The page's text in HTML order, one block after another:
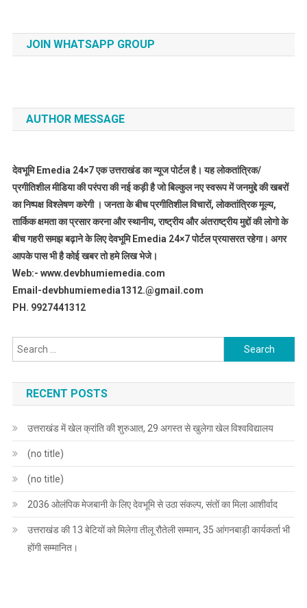
JOIN WHATSAPP GROUP
AUTHOR MESSAGE
देवभूमि Emedia 24×7 एक उत्तराखंड का न्यूज पोर्टल है। यह लोकतांत्रिक/
प्रगीतिशील मीडिया की परंपरा की नई कड़ी है जो बिल्कुल नए स्वरूप में जनमुद्दे की खबरों
का निष्पक्ष विश्लेषण करेगी । जनता के बीच प्रगीतिशील विचारों, लोकतांत्रिक मूल्य,
तार्किक क्षमता का प्रसार करना और स्थानीय, राष्ट्रीय और अंतराष्ट्रीय मुद्दों की लोगो के
बीच गहरी समझ बढ़ाने के लिए देवभूमि Emedia 24×7 पोर्टल प्रयासरत रहेगा। अगर
आपके पास भी है कोई खबर तो हमे लिख भेजे।
Web:- www.devbhumiemedia.com
Email-devbhumiemedia1312.@gmail.com
PH. 9927441312
Search
for:
RECENT POSTS
उत्तराखंड में खेल क्रांति की शुरुआत, 29 अगस्त से खुलेगा खेल विश्वविद्यालय
(no title)
(no title)
2036 ओलंपिक मेजबानी के लिए देवभूमि से उठा संकल्प, संतों का मिला आशीर्वाद
उत्तराखंड की 13 बेटियों को मिलेगा तीलू रौतेली सम्मान, 35 आंगनबाड़ी कार्यकर्ता भी
होंगी सम्मानित।